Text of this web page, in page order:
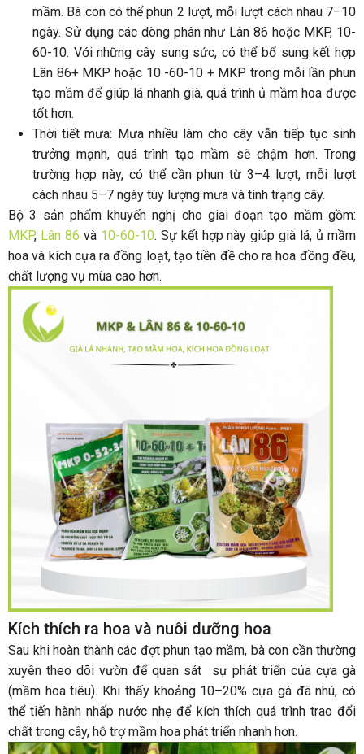
mầm. Bà con có thể phun 2 lượt, mỗi lượt cách nhau 7–10
ngày. Sử dụng các dòng phân như Lân 86 hoặc MKP, 10-
60-10. Với những cây sung sức, có thể bổ sung kết hợp
Lân 86+ MKP hoặc 10 -60-10 + MKP trong mỗi lần phun
tạo mầm để giúp lá nhanh già, quá trình ủ mầm hoa được
tốt hơn.
Thời tiết mưa: Mưa nhiều làm cho cây vẫn tiếp tục sinh
trưởng mạnh, quá trình tạo mầm sẽ chậm hơn. Trong
trường hợp này, có thể cần phun từ 3–4 lượt, mỗi lượt
cách nhau 5–7 ngày tùy lượng mưa và tình trạng cây.
Bộ 3 sản phẩm khuyến nghị cho giai đoạn tạo mầm gồm:
MKP, Lân 86 và 10-60-10. Sự kết hợp này giúp già lá, ủ mầm
hoa và kích cựa ra đồng loạt, tạo tiền đề cho ra hoa đồng đều,
chất lượng vụ mùa cao hơn.
Kích thích ra hoa và nuôi dưỡng hoa
Sau khi hoàn thành các đợt phun tạo mầm, bà con cần thường
xuyên theo dõi vườn để quan sát sự phát triển của cựa gà
(mầm hoa tiêu). Khi thấy khoảng 10–20% cựa gà đã nhú, có
thể tiến hành nhấp nước nhẹ để kích thích quá trình trao đổi
chất trong cây, hỗ trợ mầm hoa phát triển nhanh hơn.